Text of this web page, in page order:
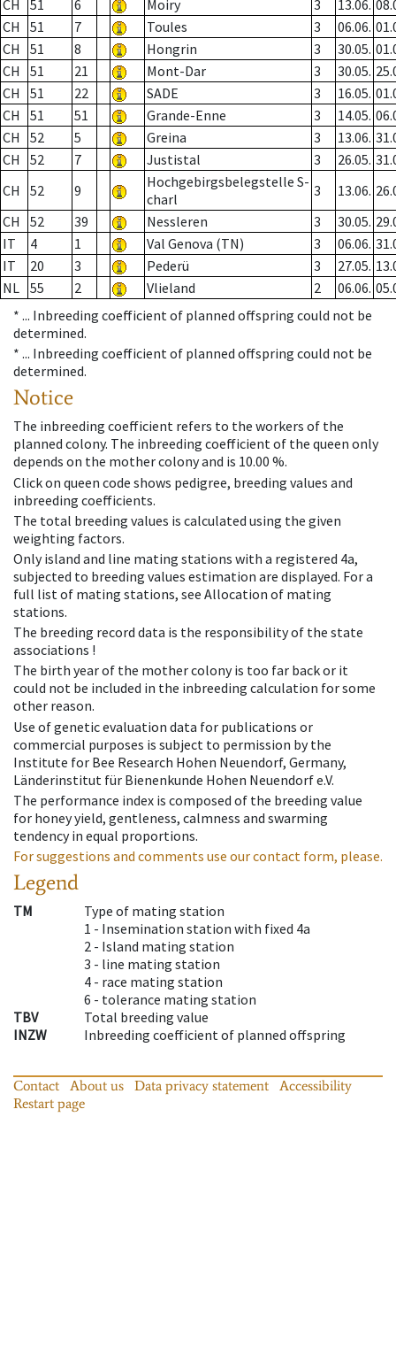
CH 51 6 Moiry 3 13.06.
CH
51 7 Toules 3 06.06.
CH
51 8 Hongrin 3 30.05.
CH
51 21 Mont-Dar 3 30.05.
CH
51 22 SADE 3 16.05.
CH
51 51 Grande-Enne 3 14.05.
CH
52 5 Greina 3 13.06.
CH
52 7 Justistal 3 26.05.
CH
52 9
Hochgebirgsbelegstelle S-
charl
3 13.06.
CH
52 39 Nessleren 3 30.05.
IT
4 1 Val Genova (TN) 3 06.06.
IT
20 3 Pederü 3 27.05.
NL 55 2 Vlieland 2 06.06.
* ... Inbreeding coefficient of planned offspring could not be
determined.
* ... Inbreeding coefficient of planned offspring could not be
determined.
Notice
The inbreeding coefficient refers to the workers of the
planned colony. The inbreeding coefficient of the queen only
depends on the mother colony and is 10.00 %.
Click on queen code shows pedigree, breeding values and
inbreeding coefficients.
The total breeding values is calculated using the given
weighting factors.
Only island and line mating stations with a registered 4a,
subjected to breeding values estimation are displayed. For a
full list of mating stations, see Allocation of mating
stations.
The breeding record data is the responsibility of the state
associations !
The birth year of the mother colony is too far back or it
could not be included in the inbreeding calculation for some
other reason.
Use of genetic evaluation data for publications or
commercial purposes is subject to permission by the
Institute for Bee Research Hohen Neuendorf, Germany,
Länderinstitut für Bienenkunde Hohen Neuendorf e.V.
The performance index is composed of the breeding value
for honey yield, gentleness, calmness and swarming
tendency in equal proportions.
For suggestions and comments use our contact form, please.
Legend
TM
Type of mating station
1 - Insemination station with fixed 4a
2 - Island mating station
3 - line mating station
4 - race mating station
6 - tolerance mating station
TBV
Total breeding value
INZW
Inbreeding coefficient of planned offspring
Contact About us Data privacy statement
Accessibility
Restart page